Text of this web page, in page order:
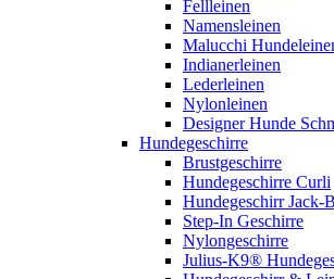
Fellleinen
Namensleinen
Malucchi
Indianerleinen
Lederleinen
Nylonleinen
Designer Hunde
Hundegeschirre
Brustgeschirre
Hundegeschirre Curli
Hundegeschirr Jack-B
Step-In Geschirre
Nylongeschirre
Julius-K9®